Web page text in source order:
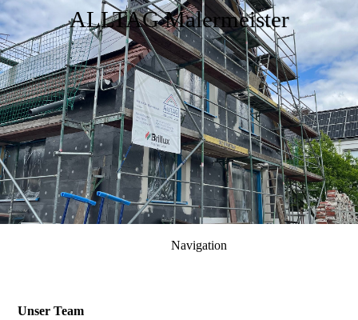
ALLTAG Malermeister
Navigation
Unser Team